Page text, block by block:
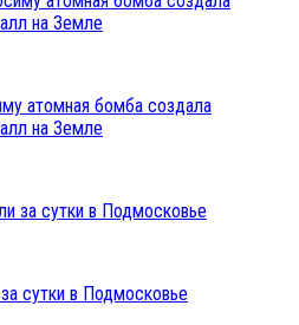
атомная бомба создала
на Земле
сутки в Подмосковье